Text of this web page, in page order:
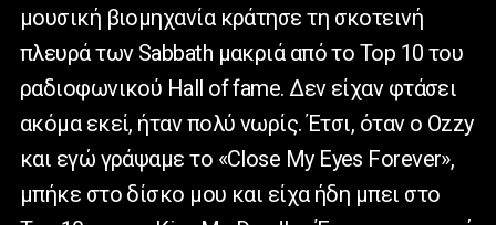
μουσική βιομηχανία κράτησε τη σκοτεινή
πλευρά των Sabbath μακριά από το Top 10 του
ραδιοφωνικού Hall of fame. Δεν είχαν φτάσει
ακόμα εκεί, ήταν πολύ νωρίς. Έτσι, όταν ο Ozzy
και εγώ γράψαμε το «Close My Eyes Forever»,
μπήκε στο δίσκο μου και είχα ήδη μπει στο